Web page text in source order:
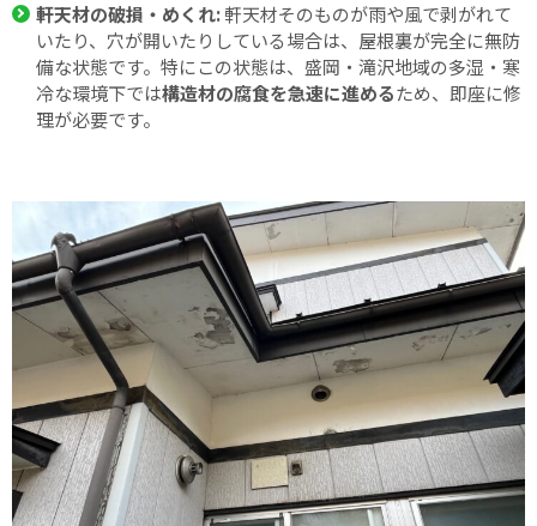
軒天材の破損・めくれ:軒天材そのものが雨や風で剥がれて
いたり、穴が開いたりしている場合は、屋根裏が完全に無防
備な状態です。特にこの状態は、盛岡・滝沢地域の多湿・寒
冷な環境下では構造材の腐食を急速に進めるため、即座に修
理が必要です。